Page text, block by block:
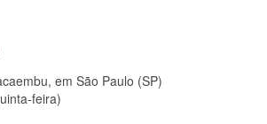
em São Paulo (SP)
feira)